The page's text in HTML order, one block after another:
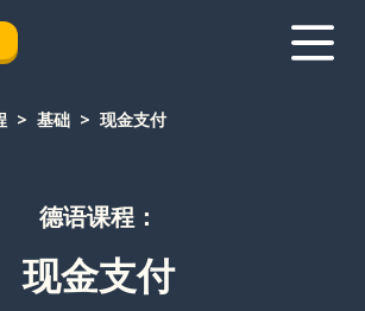
基础 现金支付
德语课程：
现金支付